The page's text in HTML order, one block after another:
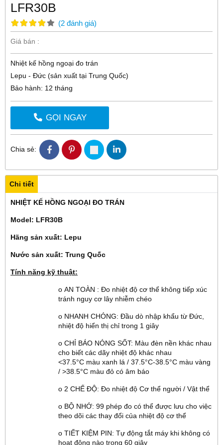
LFR30B
(2 đánh giá)
Giá bán :
Nhiệt kế hồng ngoại đo trán
Lepu - Đức (sản xuất tại Trung Quốc)
Bảo hành: 12 tháng
GỌI NGAY
Chia sẻ:
Chi tiết
NHIỆT KẾ HỒNG NGOẠI ĐO TRÁN
Model: LFR30B
Hãng sản xuất: Lepu
Nước sản xuất: Trung Quốc
Tính năng kỹ thuật:
o AN TOÀN : Đo nhiệt độ cơ thể không tiếp xúc
tránh nguy cơ lây nhiễm chéo
o NHANH CHÓNG: Đầu dò nhập khẩu từ Đức,
nhiệt độ hiển thị chỉ trong 1 giây
o CHỈ BÁO NÓNG SỐT: Màu đèn nền khác nhau
cho biết các dãy nhiệt độ khác nhau
<37.5°C màu xanh lá / 37.5°C-38.5°C màu vàng
/ >38.5°C màu đỏ có âm báo
o 2 CHẾ ĐỘ: Đo nhiệt độ Cơ thể người / Vật thể
o BỘ NHỚ: 99 phép đo có thể được lưu cho việc
theo dõi các thay đổi của nhiệt độ cơ thể
o TIẾT KIỆM PIN: Tự động tắt máy khi không có
hoạt động nào trong 60 giây